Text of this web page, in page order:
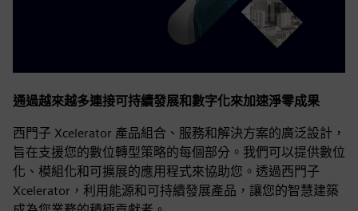
通過越來越多連接可持續發展和數字化來加速淨零成果
西門子 Xcelerator 產品組合、服務和解決方案的廣泛設計，
旨在支援您的數位轉型策略的每個部分。我們可以提供數位
化、模組化和可擴展的應用程式來協助您。透過西門子
Xcelerator，利用能源和可持續發展產品，讓您的智慧建築